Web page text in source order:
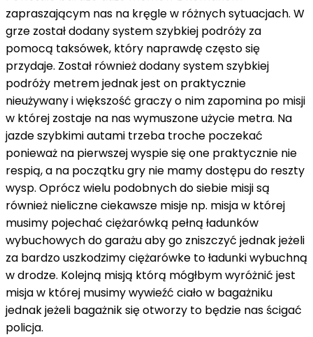
zapraszającym nas na kręgle w różnych sytuacjach. W
grze został dodany system szybkiej podróży za
pomocą taksówek, który naprawdę często się
przydaje. Został również dodany system szybkiej
podróży metrem jednak jest on praktycznie
nieużywany i większość graczy o nim zapomina po misji
w której zostaje na nas wymuszone użycie metra. Na
jazde szybkimi autami trzeba troche poczekać
ponieważ na pierwszej wyspie się one praktycznie nie
respią, a na początku gry nie mamy dostępu do reszty
wysp. Oprócz wielu podobnych do siebie misji są
również nieliczne ciekawsze misje np. misja w której
musimy pojechać ciężarówką pełną ładunków
wybuchowych do garażu aby go zniszczyć jednak jeżeli
za bardzo uszkodzimy ciężarówke to ładunki wybuchną
w drodze. Kolejną misją którą mógłbym wyróżnić jest
misja w której musimy wywieźć ciało w bagażniku
jednak jeżeli bagażnik się otworzy to będzie nas ścigać
policja.